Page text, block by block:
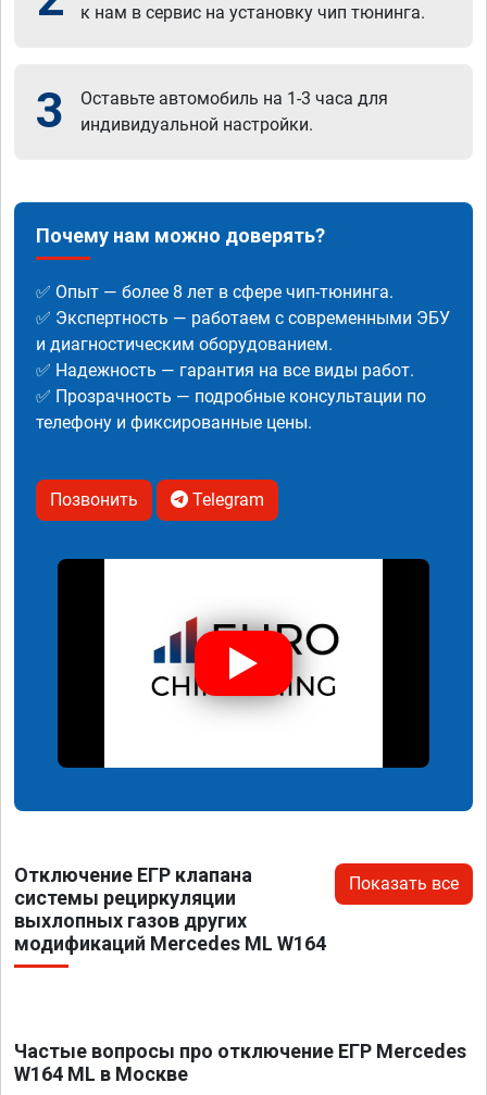
к нам в сервис на установку чип тюнинга.
3
Оставьте автомобиль на 1-3 часа для
индивидуальной настройки.
Почему нам можно доверять?
✅ Опыт — более 8 лет в сфере чип-тюнинга.
✅ Экспертность — работаем с современными ЭБУ
и диагностическим оборудованием.
✅ Надежность — гарантия на все виды работ.
✅ Прозрачность — подробные консультации по
телефону и фиксированные цены.
Позвонить Telegram
Отключение ЕГР клапана
системы рециркуляции
выхлопных газов других
модификаций Mercedes ML W164
Показать все
Частые вопросы про отключение ЕГР Mercedes
W164 ML в Москве